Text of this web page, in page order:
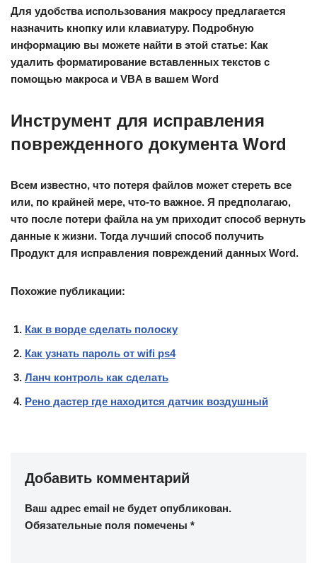
Для удобства использования макросу предлагается
назначить кнопку или клавиатуру. Подробную
информацию вы можете найти в этой статье: Как
удалить форматирование вставленных текстов с
помощью макроса и VBA в вашем Word
Инструмент для исправления
поврежденного документа Word
Всем известно, что потеря файлов может стереть все
или, по крайней мере, что-то важное. Я предполагаю,
что после потери файла на ум приходит способ вернуть
данные к жизни. Тогда лучший способ получить
Продукт для исправления повреждений данных Word.
Похожие публикации:
Как в ворде сделать полоску
Как узнать пароль от wifi ps4
Ланч контроль как сделать
Рено дастер где находится датчик воздушный
Добавить комментарий
Ваш адрес email не будет опубликован.
Обязательные поля помечены *